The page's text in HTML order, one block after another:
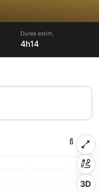
Durée estim.
4h14
3D